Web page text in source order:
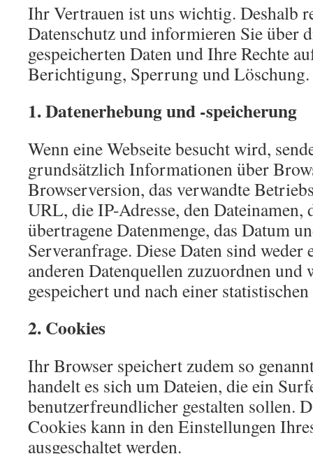
Ihr Vertrauen ist uns wichtig. Deshalb
Datenschutz und informieren Sie über
gespeicherten Daten und Ihre Rechte
Berichtigung, Sperrung und Löschung.
1. Datenerhebung und -speicherung
Wenn eine Webseite besucht wird,
grundsätzlich Informationen über
Browserversion, das verwandte
URL, die IP-Adresse, den Dateinamen,
übertragene Datenmenge, das Datum
Serveranfrage. Diese Daten sind weder
anderen Datenquellen zuzuordnen und
gespeichert und nach einer
2. Cookies
Ihr Browser speichert zudem so
handelt es sich um Dateien, die ein
benutzerfreundlicher gestalten sollen.
Cookies kann in den Einstellungen
ausgeschaltet werden.